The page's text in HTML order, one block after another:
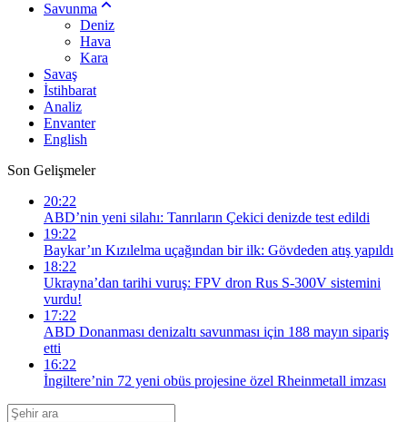
Savunma
Deniz
Hava
Kara
Savaş
İstihbarat
Analiz
Envanter
English
Son Gelişmeler
20:22
ABD’nin yeni silahı: Tanrıların Çekici denizde test edildi
19:22
Baykar’ın Kızılelma uçağından bir ilk: Gövdeden atış yapıldı
18:22
Ukrayna’dan tarihi vuruş: FPV dron Rus S-300V sistemini
vurdu!
17:22
ABD Donanması denizaltı savunması için 188 mayın sipariş
etti
16:22
İngiltere’nin 72 yeni obüs projesine özel Rheinmetall imzası